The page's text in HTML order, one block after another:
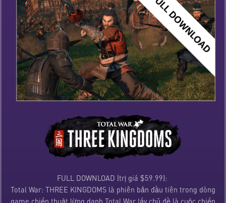
FULL DOWNLOAD (trị giá $59.99):
Total War: THREE KINGDOMS là phiên bản đầu tiên trong dòng
game chiến thuật lừng danh Total War lấy chủ đề là cuộc chiến